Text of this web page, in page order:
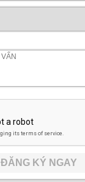
ĐĂNG KÝ NGAY